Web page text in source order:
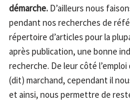
démarche. D’ailleurs nous
pendant nos recherches de
répertoire d’articles pour la
après publication, une bonne
recherche. De leur côté
(dit) marchand, cependant il
et ainsi, nous permettre de